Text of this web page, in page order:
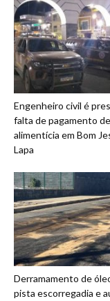
Engenheiro civil é
falta de pagamento
alimentícia em Bom
Lapa
Derramamento de
pista escorregadia e